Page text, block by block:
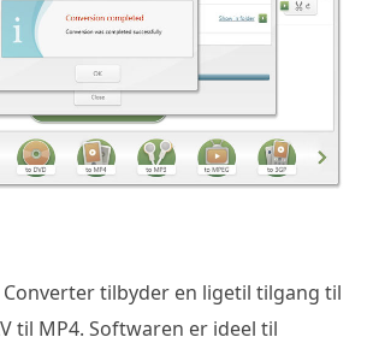
Converter tilbyder en ligetil tilgang til
til MP4. Softwaren er ideel til